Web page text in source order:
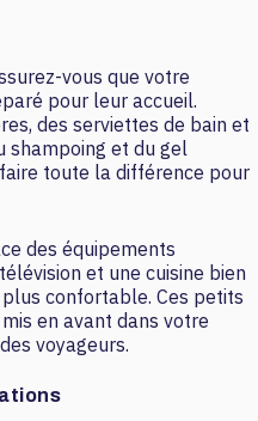
vous que votre
pour leur accueil.
des serviettes de bain et
shampoing et du gel
toute la différence pour
des équipements
et une cuisine bien
confortable. Ces petits
en avant dans votre
voyageurs.